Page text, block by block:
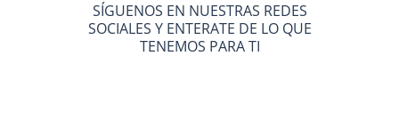
SÍGUENOS EN NUESTRAS REDES
SOCIALES Y ENTERATE DE LO QUE
TENEMOS PARA TI